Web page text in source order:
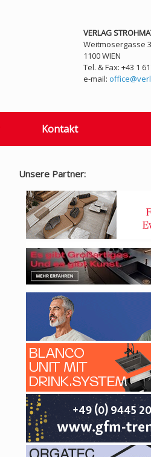
VERLAG
Weitmosergasse
1100 WIEN
Tel. & Fax: +43 1
e-mail:
Kontakt
Unsere Partner: